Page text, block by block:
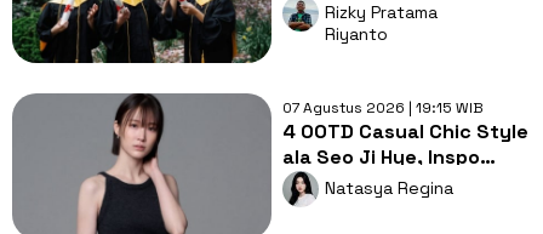
Akademis Kalah oleh
Mental ABS
Rizky Pratama
Riyanto
07 Agustus 2026 | 19:15 WIB
4 OOTD Casual Chic Style
ala Seo Ji Hye, Inspo
Gaya Ngampus Sampai
Ngantor!
Natasya Regina